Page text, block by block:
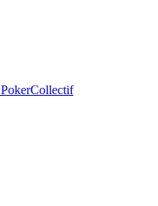
PokerCollectif